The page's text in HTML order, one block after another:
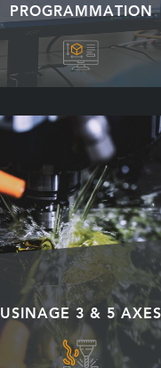
PROGRAMMATION
USINAGE 3 & 5 AXES